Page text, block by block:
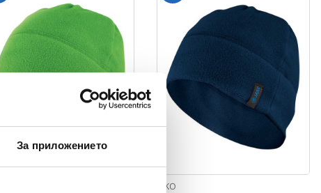
За приложението
JAKO